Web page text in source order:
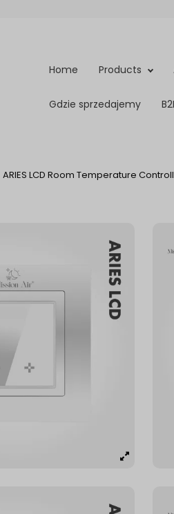
Home Products
Gdzie sprzedajemy
ARIES LCD Room Temperature